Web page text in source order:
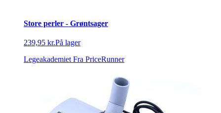
Store perler - Grøntsager
239,95 kr.På lager
Legeakademiet Fra PriceRunner